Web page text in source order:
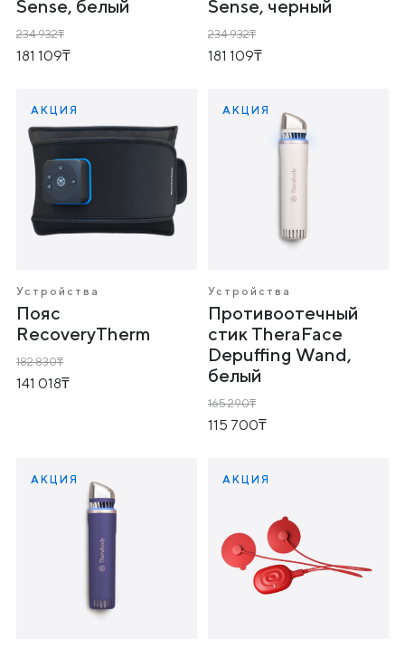
Sense, белый
234 932
181 109
Sense, черный
234 932
181 109
АКЦИЯ
Устройства
Пояс
RecoveryTherm
182 830
141 018
АКЦИЯ
Устройства
Противоотечный
стик TheraFace
Depuffing Wand,
белый
165 290
115 700
АКЦИЯ АКЦИЯ